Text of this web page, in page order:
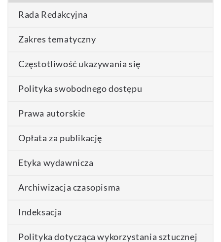
Rada Redakcyjna
Zakres tematyczny
Częstotliwość ukazywania się
Polityka swobodnego dostępu
Prawa autorskie
Opłata za publikację
Etyka wydawnicza
Archiwizacja czasopisma
Indeksacja
Polityka dotycząca wykorzystania sztucznej